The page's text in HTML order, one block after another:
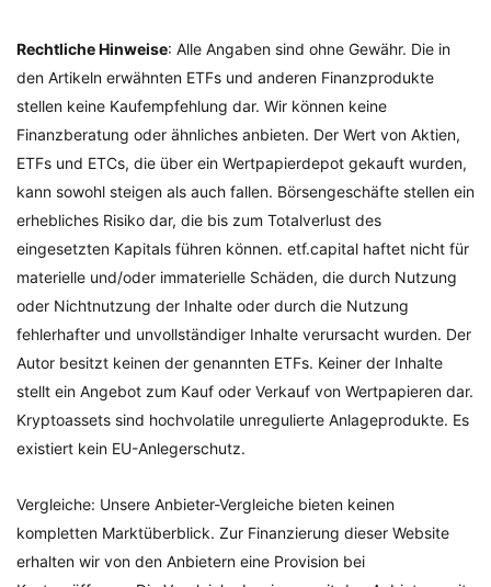
Rechtliche Hinweise: Alle Angaben sind ohne Gewähr. Die in
den Artikeln erwähnten ETFs und anderen Finanzprodukte
stellen keine Kaufempfehlung dar. Wir können keine
Finanzberatung oder ähnliches anbieten. Der Wert von Aktien,
ETFs und ETCs, die über ein Wertpapierdepot gekauft wurden,
kann sowohl steigen als auch fallen. Börsengeschäfte stellen ein
erhebliches Risiko dar, die bis zum Totalverlust des
eingesetzten Kapitals führen können. etf.capital haftet nicht für
materielle und/oder immaterielle Schäden, die durch Nutzung
oder Nichtnutzung der Inhalte oder durch die Nutzung
fehlerhafter und unvollständiger Inhalte verursacht wurden. Der
Autor besitzt keinen der genannten ETFs. Keiner der Inhalte
stellt ein Angebot zum Kauf oder Verkauf von Wertpapieren dar.
Kryptoassets sind hochvolatile unregulierte Anlageprodukte. Es
existiert kein EU-Anlegerschutz.
Vergleiche: Unsere Anbieter-Vergleiche bieten keinen
kompletten Marktüberblick. Zur Finanzierung dieser Website
erhalten wir von den Anbietern eine Provision bei